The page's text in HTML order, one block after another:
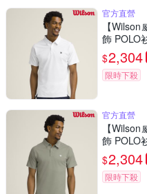
官方直營
【
飾 POLO
$2,304
限時下殺
官方直營
【
飾 POLO
$2,304
限時下殺